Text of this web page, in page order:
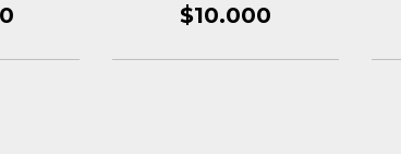
$10.000